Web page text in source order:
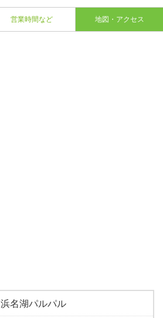
営業時間など 地図・アクセス
浜名湖パルパル